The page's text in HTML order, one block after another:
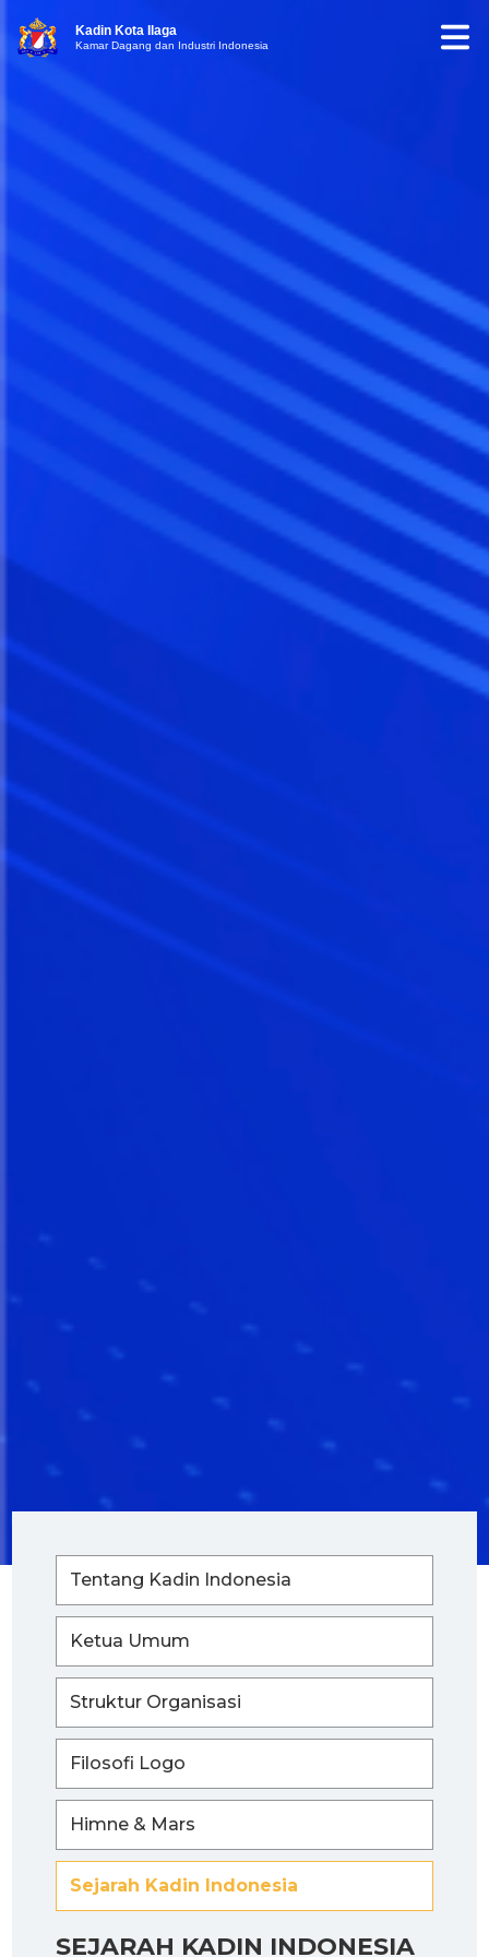
Kadin Kota Ilaga
Kamar Dagang dan Industri Indonesia
SEJARAH KADIN INDONESIA
Tentang Kadin Indonesia
Ketua Umum
Struktur Organisasi
Filosofi Logo
Himne & Mars
Sejarah Kadin Indonesia